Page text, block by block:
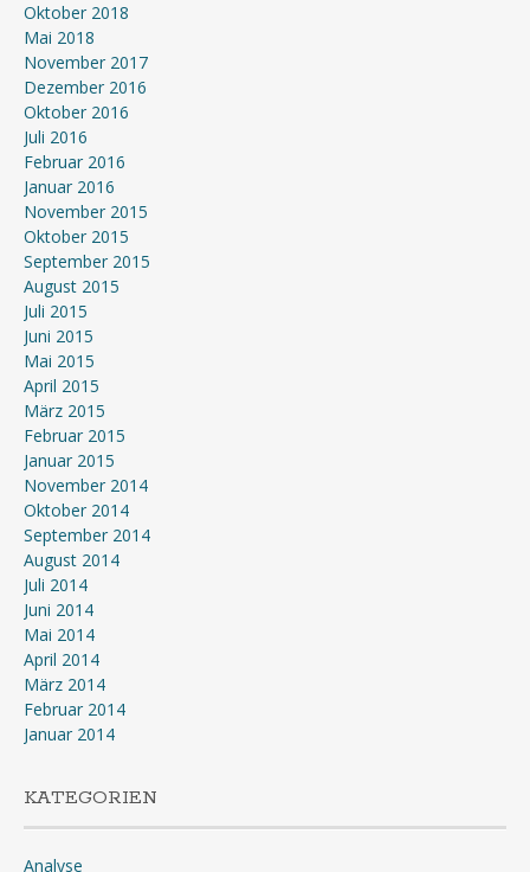
Oktober 2018
Mai 2018
November 2017
Dezember 2016
Oktober 2016
Juli 2016
Februar 2016
Januar 2016
November 2015
Oktober 2015
September 2015
August 2015
Juli 2015
Juni 2015
Mai 2015
April 2015
März 2015
Februar 2015
Januar 2015
November 2014
Oktober 2014
September 2014
August 2014
Juli 2014
Juni 2014
Mai 2014
April 2014
März 2014
Februar 2014
Januar 2014
KATEGORIEN
Analyse